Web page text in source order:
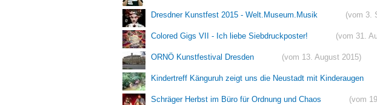
Dresdner Kunstfest 2015 - Welt.Museum.Musik (vom 3.
Colored Gigs VII - Ich liebe Siebdruckposter! (vom 31.
ORNÖ Kunstfestival Dresden (vom 13. August 2015)
Kindertreff Känguruh zeigt uns die Neustadt mit Kinderaugen
Schräger Herbst im Büro für Ordnung und Chaos (vom